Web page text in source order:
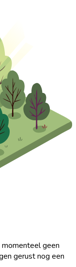
geen
gerust nog een